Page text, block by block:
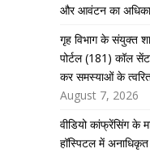
और आवंटन का
गृह विभाग के संयुक्त
पोर्टल (181) कॉल
कर समस्याओं के त्वरित
August 7, 2026
वीडियो कांफ्रेंसिंग के
हॉस्पिटल में अनाधिकृत